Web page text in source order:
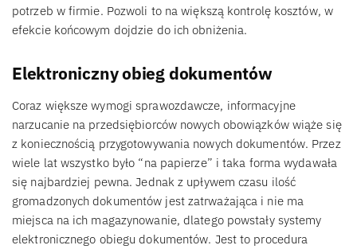
potrzeb w firmie. Pozwoli to na większą kontrolę kosztów, w
efekcie końcowym dojdzie do ich obniżenia.
Elektroniczny obieg dokumentów
Coraz większe wymogi sprawozdawcze, informacyjne
narzucanie na przedsiębiorców nowych obowiązków wiąże się
z koniecznością przygotowywania nowych dokumentów. Przez
wiele lat wszystko było “na papierze” i taka forma wydawała
się najbardziej pewna. Jednak z upływem czasu ilość
gromadzonych dokumentów jest zatrważająca i nie ma
miejsca na ich magazynowanie, dlatego powstały systemy
elektronicznego obiegu dokumentów. Jest to procedura